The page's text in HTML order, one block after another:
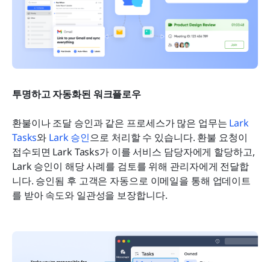
투명하고 자동화된 워크플로우
환불이나 조달 승인과 같은 프로세스가 많은 업무는 Lark
Tasks와 Lark 승인으로 처리할 수 있습니다. 환불 요청이
접수되면 Lark Tasks가 이를 서비스 담당자에게 할당하고,
Lark 승인이 해당 사례를 검토를 위해 관리자에게 전달합
니다. 승인됨 후 고객은 자동으로 이메일을 통해 업데이트
를 받아 속도와 일관성을 보장합니다.